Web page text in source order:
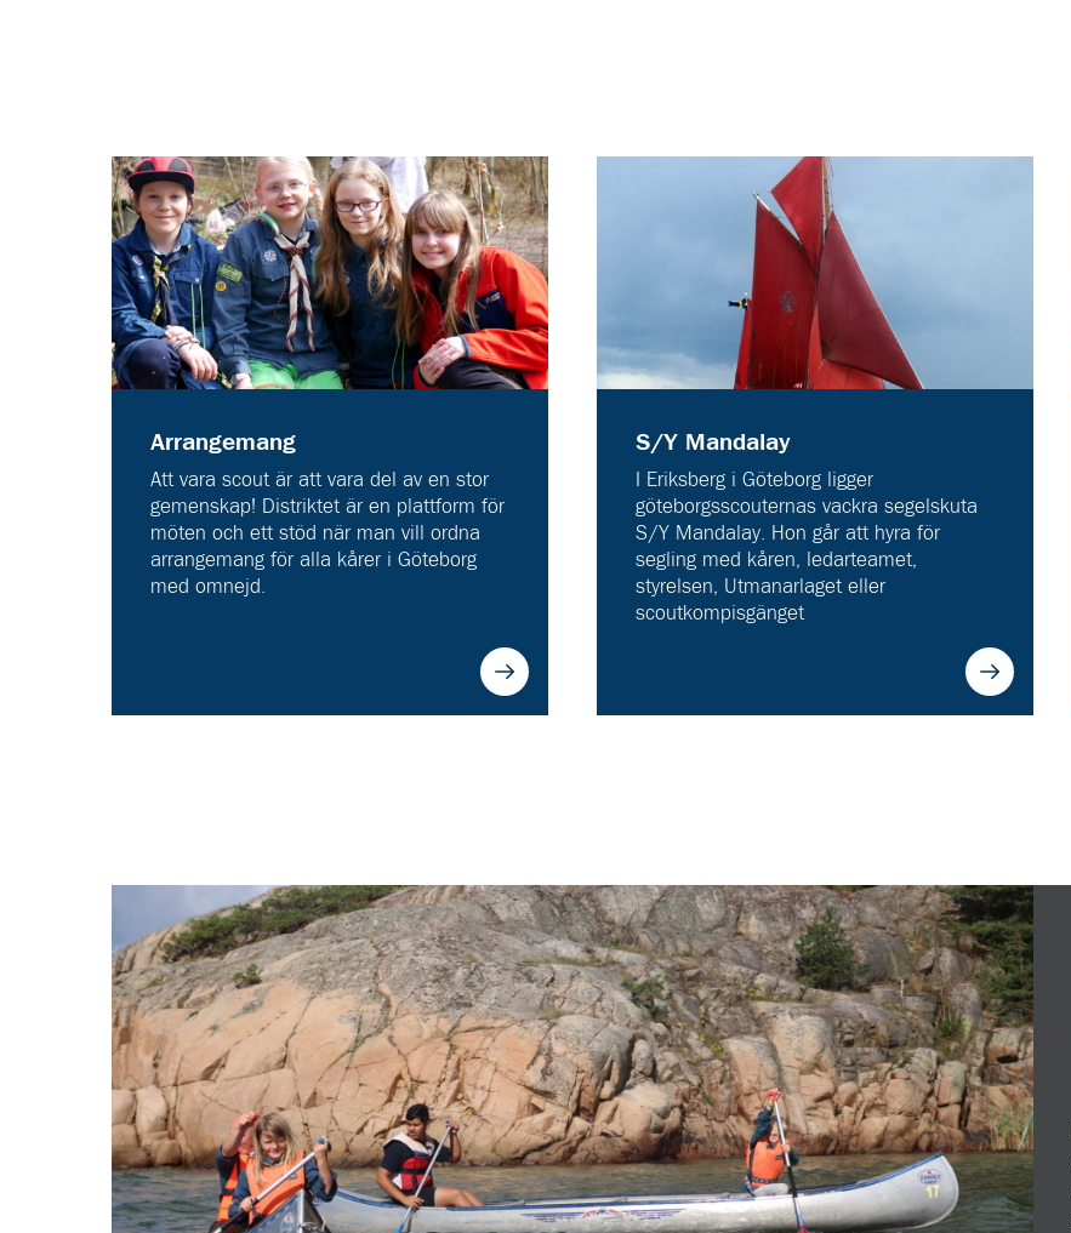
Arrangemang
Att vara scout är att vara del av en stor
gemenskap! Distriktet är en plattform för
möten och ett stöd när man vill ordna
arrangemang för alla kårer i Göteborg
med omnejd.
S/Y Mandalay
I Eriksberg i Göteborg ligger
göteborgsscouternas vackra segelskuta
S/Y Mandalay. Hon går att hyra för
segling med kåren, ledarteamet,
styrelsen, Utmanarlaget eller
scoutkompisgänget